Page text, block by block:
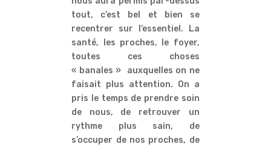
tout, c’est bel et bien se
recentrer sur l’essentiel. La
santé, les proches, le foyer,
toutes ces choses
« banales » auxquelles on ne
faisait plus attention. On a
pris le temps de prendre soin
de nous, de retrouver un
rythme plus sain, de
s’occuper de nos proches, de